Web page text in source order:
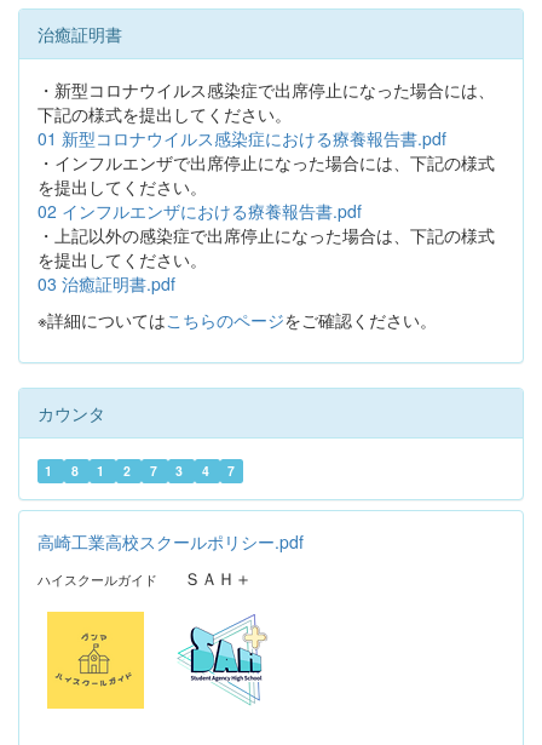
治癒証明書
・新型コロナウイルス感染症で出席停止になった場合には、
下記の様式を提出してください。
01 新型コロナウイルス感染症における療養報告書.pdf
・インフルエンザで出席停止になった場合には、下記の様式
を提出してください。
02 インフルエンザにおける療養報告書.pdf
・上記以外の感染症で出席停止になった場合は、下記の様式
を提出してください。
03 治癒証明書.pdf
※詳細についてはこちらのページをご確認ください。
カウンタ
1 8 1 2 7 3 4 7
高崎工業高校スクールポリシー.pdf
ハイスクールガイド ＳＡＨ＋